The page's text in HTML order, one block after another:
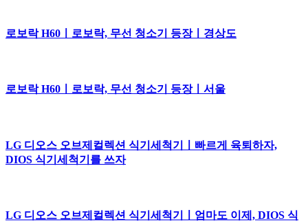
로보락 H60ㅣ로보락, 무선 청소기 등장ㅣ경상도
로보락 H60ㅣ로보락, 무선 청소기 등장ㅣ서울
LG 디오스 오브제컬렉션 식기세척기ㅣ빠르게 육퇴하자,
DIOS 식기세척기를 쓰자
LG 디오스 오브제컬렉션 식기세척기ㅣ엄마도 이제, DIOS 식